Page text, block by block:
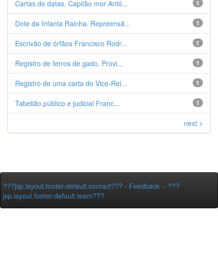
1
Cartas de datas. Capitão mor Antô...
1
Dote da Infanta Rainha. Repreensã...
1
Escrivão de órfãos Francisco Rodr...
1
Registro de ferros de gado. Provi...
1
Registro de uma carta do Vice-Rei...
1
Tabelião público e judicial Franc...
next >
???jsp.layout.footer-default.contact??? - Feedback - ???
jsp.layout.footer-default.team???